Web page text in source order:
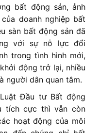
bất động sản, ảnh
doanh nghiệp bất
sàn bất động sản đã
với sự nỗ lực đổi
trong tình hình mới,
động trở lại, nhiều
người dân quan tâm.
Đầu tư Bất động
tích cực thì vẫn còn
hoạt động của môi